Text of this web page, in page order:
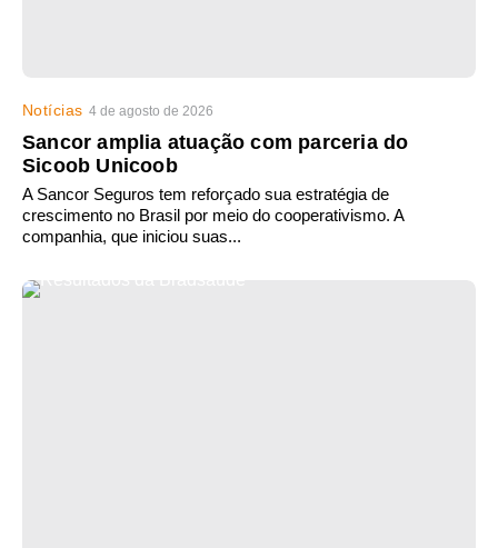
Notícias 4 de agosto de 2026
Sancor amplia atuação com parceria do
Sicoob Unicoob
A Sancor Seguros tem reforçado sua estratégia de
crescimento no Brasil por meio do cooperativismo. A
companhia, que iniciou suas...